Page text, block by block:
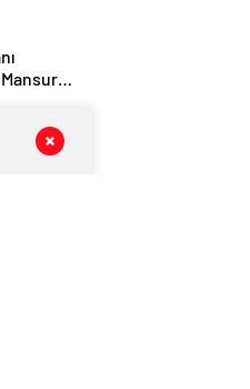
ülkede